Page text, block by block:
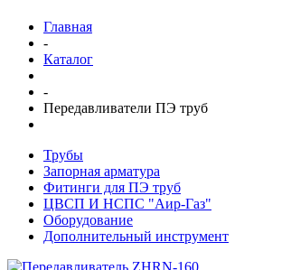
Главная
-
Каталог
-
Передавливатели ПЭ труб
Трубы
Запорная арматура
Фитинги для ПЭ труб
ЦВСП И НСПС "Аир-Газ"
Оборудование
Дополнительный инструмент